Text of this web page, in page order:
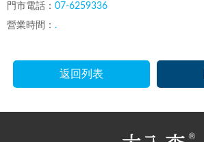
門市電話： 07-6259336
營業時間： .
返回列表